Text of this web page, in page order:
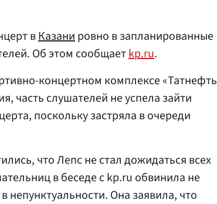
вКазанировно в запланированные
Об этом сообщаетkp.ru.
концертном комплексе «Татнефть
часть слушателей не успела зайти
поскольку застряла в очереди
что Лепс не стал дожидаться всех
в беседе с kp.ru обвинила не
непунктуальности. Она заявила, что